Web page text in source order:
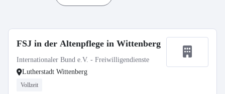
FSJ in der Altenpflege in Wittenberg
Internationaler Bund e.V. - Freiwilligendienste
Lutherstadt Wittenberg
Vollzeit